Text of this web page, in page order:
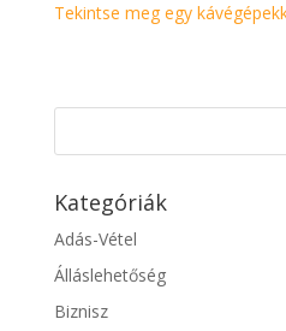
Tekintse meg egy
Kategóriák
Adás-Vétel
Álláslehetőség
Biznisz